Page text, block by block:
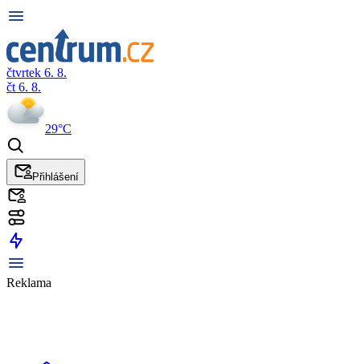
čtvrtek 6. 8.
čt 6. 8.
29°C
Přihlášení
Reklama